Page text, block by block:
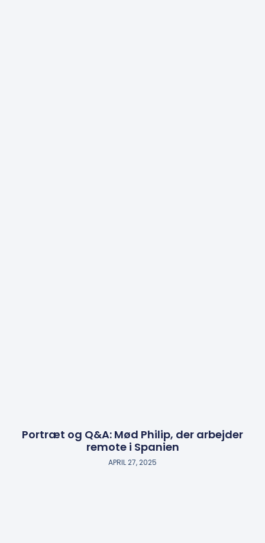
Portræt og Q&A: Mød Philip, der arbejder
remote i Spanien
APRIL 27, 2025